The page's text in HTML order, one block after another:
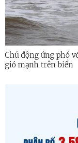
Chủ động ứng phó
gió mạnh trên biển